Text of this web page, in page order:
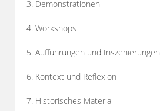
3. Demonstrationen
4. Workshops
5. Aufführungen und Inszenierungen
6. Kontext und Reflexion
7. Historisches Material